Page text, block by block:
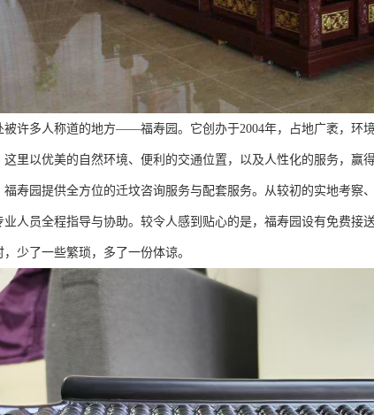
被许多人称道的地方——福寿园。它创办于2004年，占地广袤，环
里以优美的自然环境、便利的交通位置，以及人性化的服务，赢
寿园提供全方位的迁坟咨询服务与配套服务。从较初的实地考察
人员全程指导与协助。较令人感到贴心的是，福寿园设有免费接
少了一些繁琐，多了一份体谅。